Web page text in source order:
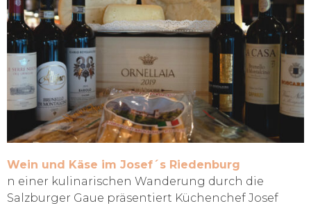
Wein und Käse im Josef´s Riedenburg
n einer kulinarischen Wanderung durch die
Salzburger Gaue präsentiert Küchenchef Josef